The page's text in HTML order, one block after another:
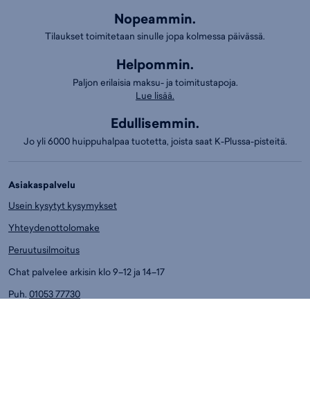
Nopeammin.
Tilaukset toimitetaan sinulle jopa kolmessa päivässä.
Helpommin.
Paljon erilaisia maksu- ja toimitustapoja.
Lue lisää.
Edullisemmin.
Jo yli 6000 huippuhalpaa tuotetta, joista saat K-Plussa-pisteitä.
Asiakaspalvelu
Usein kysytyt kysymykset
Yhteydenottolomake
Peruutusilmoitus
Chat palvelee arkisin klo 9–12 ja 14–17
Puh. 01053 77730